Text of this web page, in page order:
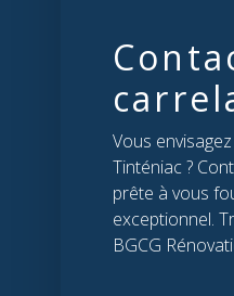
Vous
Tinténiac ?
prête à vous
exceptionnel.
BGCG